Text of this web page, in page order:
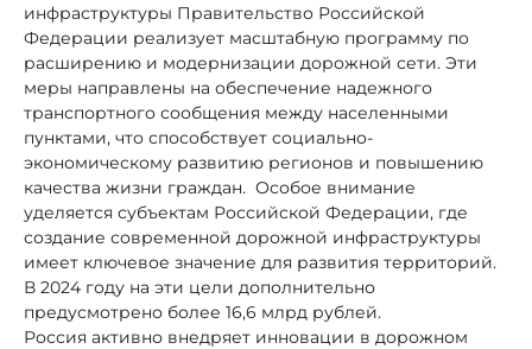
инфраструктуры Правительство Российской
Федерации реализует масштабную программу по
расширению и модернизации дорожной сети. Эти
меры направлены на обеспечение надежного
транспортного сообщения между населенными
пунктами, что способствует социально-
экономическому развитию регионов и повышению
качества жизни граждан. Особое внимание
уделяется субъектам Российской Федерации, где
создание современной дорожной инфраструктуры
имеет ключевое значение для развития территорий.
В 2024 году на эти цели дополнительно
предусмотрено более 16,6 млрд рублей.
Россия активно внедряет инновации в дорожном